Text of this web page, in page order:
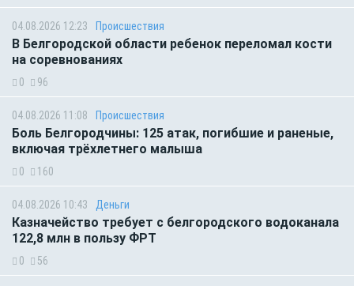
04.08.2026 12:23 Происшествия
В Белгородской области ребенок переломал кости
на соревнованиях
0 96
04.08.2026 11:08 Происшествия
Боль Белгородчины: 125 атак, погибшие и раненые,
включая трёхлетнего малыша
0 160
04.08.2026 10:43 Деньги
Казначейство требует с белгородского водоканала
122,8 млн в пользу ФРТ
0 56